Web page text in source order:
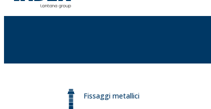
Fissaggi metallici